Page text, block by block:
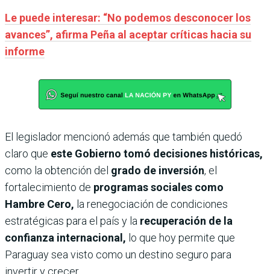
Le puede interesar: “No podemos desconocer los
avances”, afirma Peña al aceptar críticas hacia su
informe
El legislador mencionó además que también quedó
claro que este Gobierno tomó decisiones históricas,
como la obtención del grado de inversión, el
fortalecimiento de programas sociales como
Hambre Cero, la renegociación de condiciones
estratégicas para el país y la recuperación de la
confianza internacional, lo que hoy permite que
Paraguay sea visto como un destino seguro para
invertir y crecer.